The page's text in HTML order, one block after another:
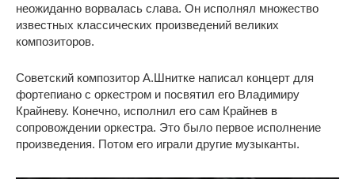
неожиданно ворвалась слава. Он исполнял множество
известных классических произведений великих
композиторов.
Советский композитор А.Шнитке написал концерт для
фортепиано с оркестром и посвятил его Владимиру
Крайневу. Конечно, исполнил его сам Крайнев в
сопровождении оркестра. Это было первое исполнение
произведения. Потом его играли другие музыканты.